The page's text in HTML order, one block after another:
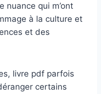
nuance qui m’ont
à la culture et
et des
livre pdf parfois
certains